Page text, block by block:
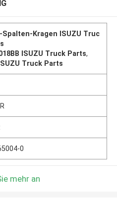
Kragen ISUZU Truc
ISUZU Truck Parts,
Truck Parts
0
mehr an